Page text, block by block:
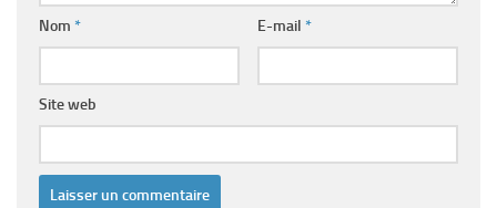
Nom * E-mail *
Site web